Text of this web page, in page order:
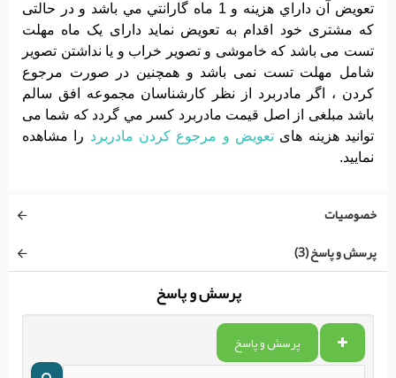
تعويض آن داراي هزينه و 1 ماه گارانتي مي باشد و در حالتی
که مشتری خود اقدام به تعویض نماید دارای یک ماه مهلت
تست می باشد که خاموشی و تصویر خراب و یا نداشتن تصویر
شامل مهلت تست نمی باشد و همچنین در صورت مرجوع
کردن ، اگر مادربرد از نظر کارشناسان مجموعه افق سالم
باشد مبلغی از اصل قیمت مادربرد کسر مي گردد که شما می
توانید هزینه های تعویض و مرجوع کردن مادربرد را مشاهده
نمایید.
خصوصیات
پرسش و پاسخ (3)
پرسش و پاسخ
پرسش و پاسخ